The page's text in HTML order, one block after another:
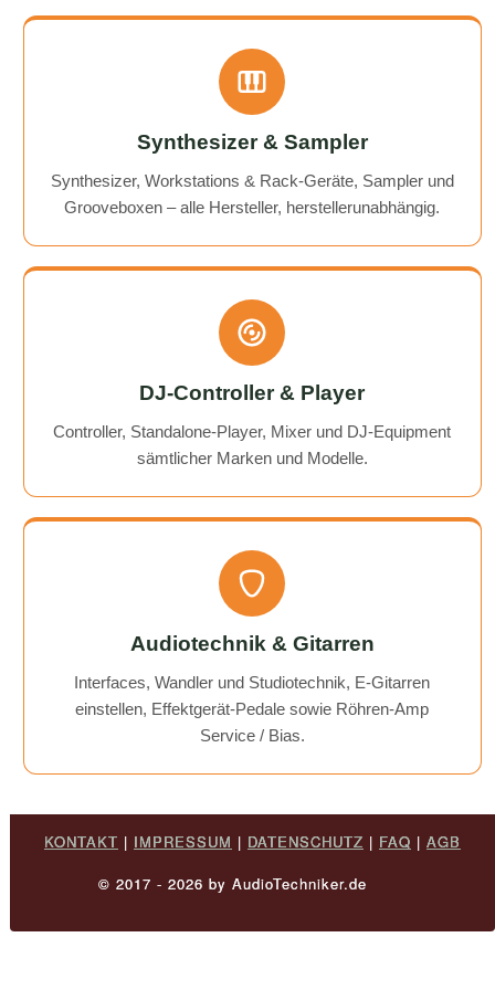
Synthesizer & Sampler
Synthesizer, Workstations & Rack-Geräte, Sampler und
Grooveboxen – alle Hersteller, herstellerunabhängig.
DJ-Controller & Player
Controller, Standalone-Player, Mixer und DJ-Equipment
sämtlicher Marken und Modelle.
Audiotechnik & Gitarren
Interfaces, Wandler und Studiotechnik, E-Gitarren
einstellen, Effektgerät-Pedale sowie Röhren-Amp
Service / Bias.
KONTAKT | IMPRESSUM | DATENSCHUTZ | FAQ | AGB
© 2017 - 2026 by AudioTechniker.de